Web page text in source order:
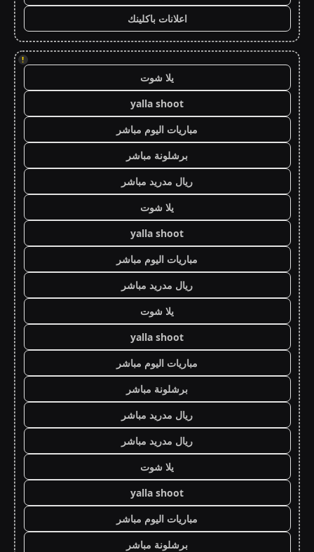
اعلانات باكلينك
!
يلا شوت
yalla shoot
مباريات اليوم مباشر
برشلونة مباشر
ريال مدريد مباشر
يلا شوت
yalla shoot
مباريات اليوم مباشر
ريال مدريد مباشر
يلا شوت
yalla shoot
مباريات اليوم مباشر
برشلونة مباشر
ريال مدريد مباشر
ريال مدريد مباشر
يلا شوت
yalla shoot
مباريات اليوم مباشر
برشلونة مباشر